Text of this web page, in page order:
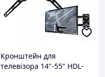
Кронштейн для
телевізора 14"-55" HDL-